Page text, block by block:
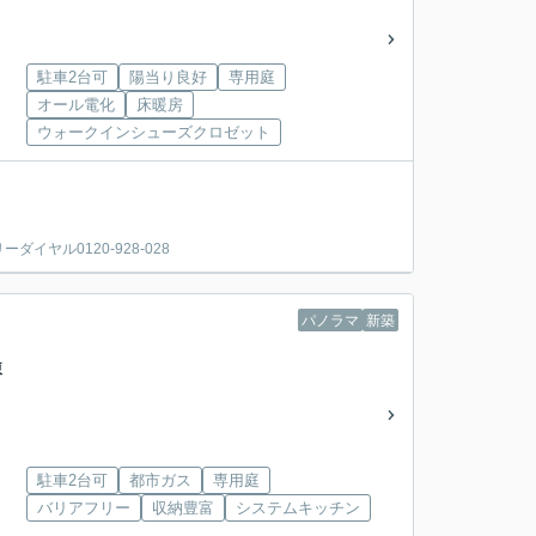
駐車2台可 陽当り良好
専用庭
オール電化
床暖房
ウォークインシューズクロゼット
ダイヤル0120-928-028
パノラマ 新築
駐車2台可 都市ガス
専用庭
バリアフリー
収納豊富 システムキッチン